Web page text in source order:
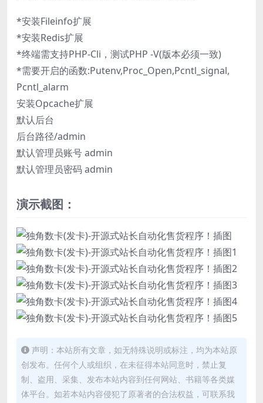
*安装Fileinfo扩展
*安装Redis扩展
*终端需支持PHP-Cli，测试PHP -V(版本必须一致)
*需要开启的函数:Putenv,Proc_Open,Pcntl_signal,
Pcntl_alarm
安装Opcache扩展
默认后台
后台路径/admin
默认管理员账号 admin
默认管理员密码 admin
演示截图：
声明：本站所有文章，如无特殊说明或标注，均为本站原
创发布。任何个人或组织，在未征得本站同意时，禁止复
制、盗用、采集、发布本站内容到任何网站、书籍等各类媒
体平台。如若本站内容侵犯了原著者的合法权益，可联系我